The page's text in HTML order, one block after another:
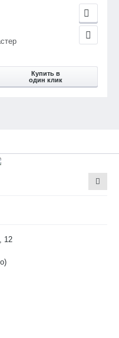
Купить в
один клик
12